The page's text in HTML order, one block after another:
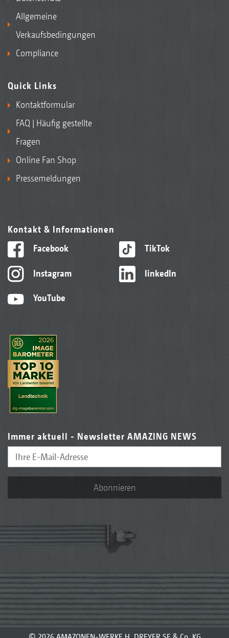
Allgemeine
Verkaufsbedingungen
Compliance
Quick Links
Kontaktformular
FAQ | Häufig gestellte
Fragen
Online Fan Shop
Pressemeldungen
Kontakt & Informationen
Facebook
Instagram
YouTube
TikTok
linkedIn
Immer aktuell - Newsletter AMAZING NEWS
Abonnieren